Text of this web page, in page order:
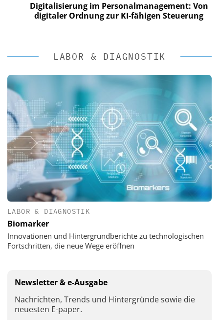
Digitalisierung im Personalmanagement: Von
digitaler Ordnung zur KI-fähigen Steuerung
LABOR & DIAGNOSTIK
LABOR & DIAGNOSTIK
Biomarker
Innovationen und Hintergrundberichte zu technologischen
Fortschritten, die neue Wege eröffnen
Newsletter & e-Ausgabe
Nachrichten, Trends und Hintergründe sowie die
neuesten E-paper.